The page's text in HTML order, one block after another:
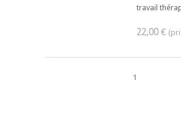
travail
22,00 €
1